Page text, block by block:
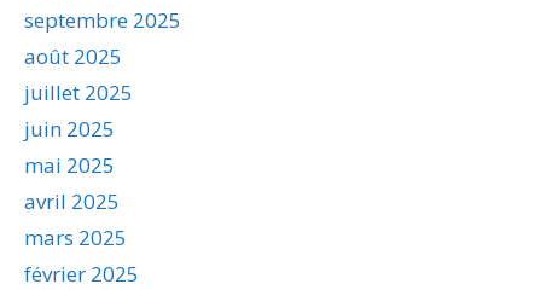
septembre 2025
août 2025
juillet 2025
juin 2025
mai 2025
avril 2025
mars 2025
février 2025